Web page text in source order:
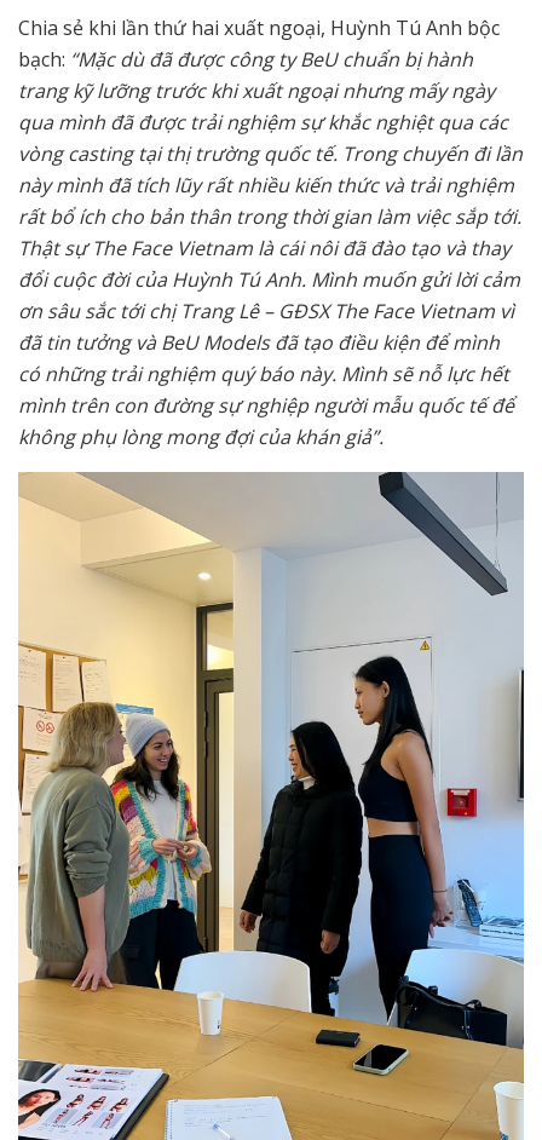
Chia sẻ khi lần thứ hai xuất ngoại, Huỳnh Tú Anh bộc
bạch: “Mặc dù đã được công ty BeU chuẩn bị hành
trang kỹ lưỡng trước khi xuất ngoại nhưng mấy ngày
qua mình đã được trải nghiệm sự khắc nghiệt qua các
vòng casting tại thị trường quốc tế. Trong chuyến đi lần
này mình đã tích lũy rất nhiều kiến thức và trải nghiệm
rất bổ ích cho bản thân trong thời gian làm việc sắp tới.
Thật sự The Face Vietnam là cái nôi đã đào tạo và thay
đổi cuộc đời của Huỳnh Tú Anh. Mình muốn gửi lời cảm
ơn sâu sắc tới chị Trang Lê – GĐSX The Face Vietnam vì
đã tin tưởng và BeU Models đã tạo điều kiện để mình
có những trải nghiệm quý báo này. Mình sẽ nỗ lực hết
mình trên con đường sự nghiệp người mẫu quốc tế để
không phụ lòng mong đợi của khán giả”.